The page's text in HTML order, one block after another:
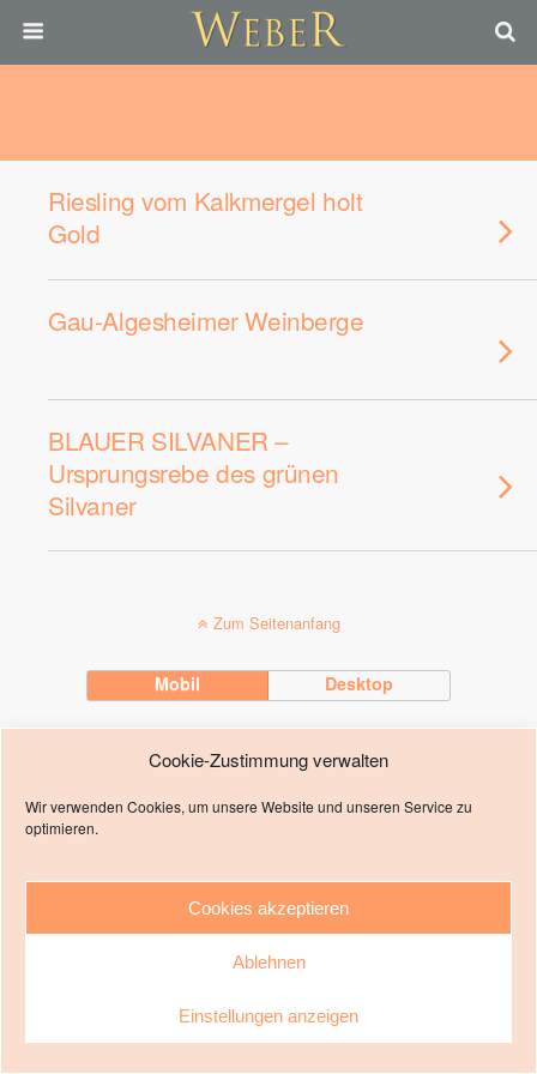
Cookie-Zustimmung verwalten
Wir verwenden Cookies, um unsere Website und unseren Service zu
optimieren.
Cookies akzeptieren
Ablehnen
Einstellungen anzeigen
Riesling vom Kalkmergel holt
Gold
Gau-Algesheimer Weinberge
BLAUER SILVANER –
Ursprungsrebe des grünen
Silvaner
Zum Seitenanfang
Mobil Desktop